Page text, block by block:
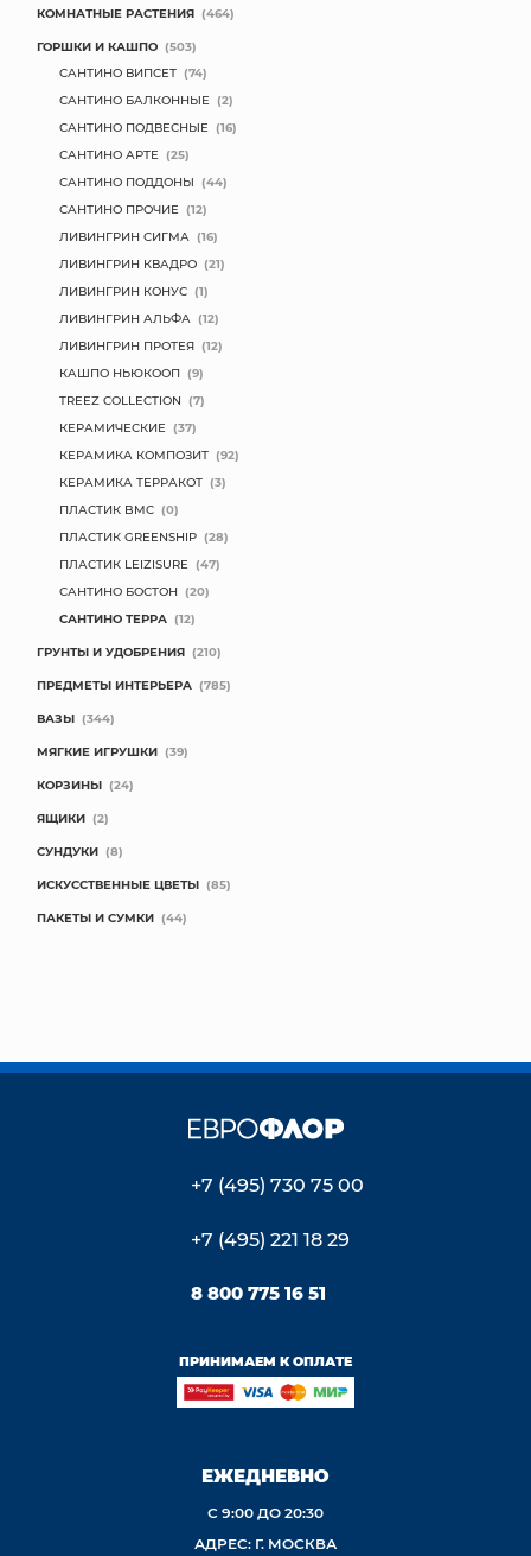
КОМНАТНЫЕ РАСТЕНИЯ (464)
ГОРШКИ И КАШПО (503)
САНТИНО ВИПСЕТ (74)
САНТИНО БАЛКОННЫЕ (2)
САНТИНО ПОДВЕСНЫЕ (16)
САНТИНО АРТЕ (25)
САНТИНО ПОДДОНЫ (44)
САНТИНО ПРОЧИЕ (12)
ЛИВИНГРИН СИГМА (16)
ЛИВИНГРИН КВАДРО (21)
ЛИВИНГРИН КОНУС (1)
ЛИВИНГРИН АЛЬФА (12)
ЛИВИНГРИН ПРОТЕЯ (12)
КАШПО НЬЮКООП (9)
TREEZ COLLECTION (7)
КЕРАМИЧЕСКИЕ (37)
КЕРАМИКА КОМПОЗИТ (92)
КЕРАМИКА ТЕРРАКОТ (3)
ПЛАСТИК BMC (0)
ПЛАСТИК GREENSHIP (28)
ПЛАСТИК LEIZISURE (47)
САНТИНО БОСТОН (20)
САНТИНО ТЕРРА (12)
ГРУНТЫ И УДОБРЕНИЯ (210)
ПРЕДМЕТЫ ИНТЕРЬЕРА (785)
ВАЗЫ (344)
МЯГКИЕ ИГРУШКИ (39)
КОРЗИНЫ (24)
ЯЩИКИ (2)
СУНДУКИ (8)
ИСКУССТВЕННЫЕ ЦВЕТЫ (85)
ПАКЕТЫ И СУМКИ (44)
+7 (495) 730 75 00
+7 (495) 221 18 29
8 800 775 16 51
ПРИНИМАЕМ К ОПЛАТЕ
ЕЖЕДНЕВНО
С 9:00 ДО 20:30
АДРЕС: Г. МОСКВА